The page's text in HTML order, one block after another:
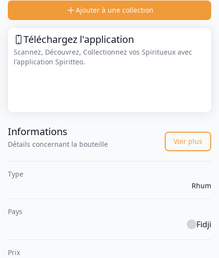
Ajouter à une collection
Téléchargez l'application
Scannez, Découvrez, Collectionnez vos Spiritueux avec
l'application Spiritteo.
Informations
Détails concernant la bouteille Voir plus
Type
Rhum
Pays
Fidji
Prix